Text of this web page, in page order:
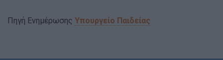
Πηγή Ενημέρωσης Υπουργείο Παιδείας